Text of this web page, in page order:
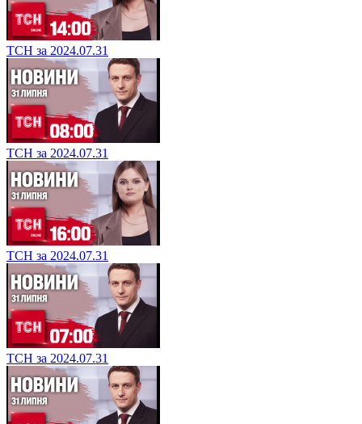
ТСН за 2024.07.31
ТСН за 2024.07.31
ТСН за 2024.07.31
ТСН за 2024.07.31